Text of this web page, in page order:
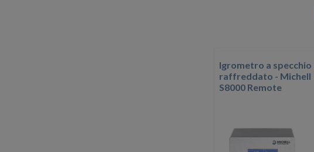
Igrometro a specchio
raffreddato - Michell
S8000 Remote